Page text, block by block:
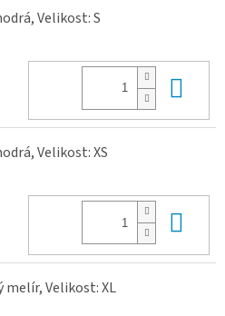
Velikost: S
Velikost: XS
melír, Velikost: XL